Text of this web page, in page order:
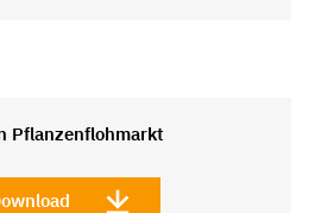
Pflanzenflohmarkt